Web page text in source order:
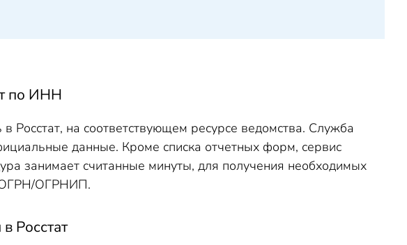
по ИНН
Росстат, на соответствующем ресурсе ведомства. Служба
данные. Кроме списка отчетных форм, сервис
занимает считанные минуты, для получения необходимых
ОГРН/ОГРНИП.
Росстат